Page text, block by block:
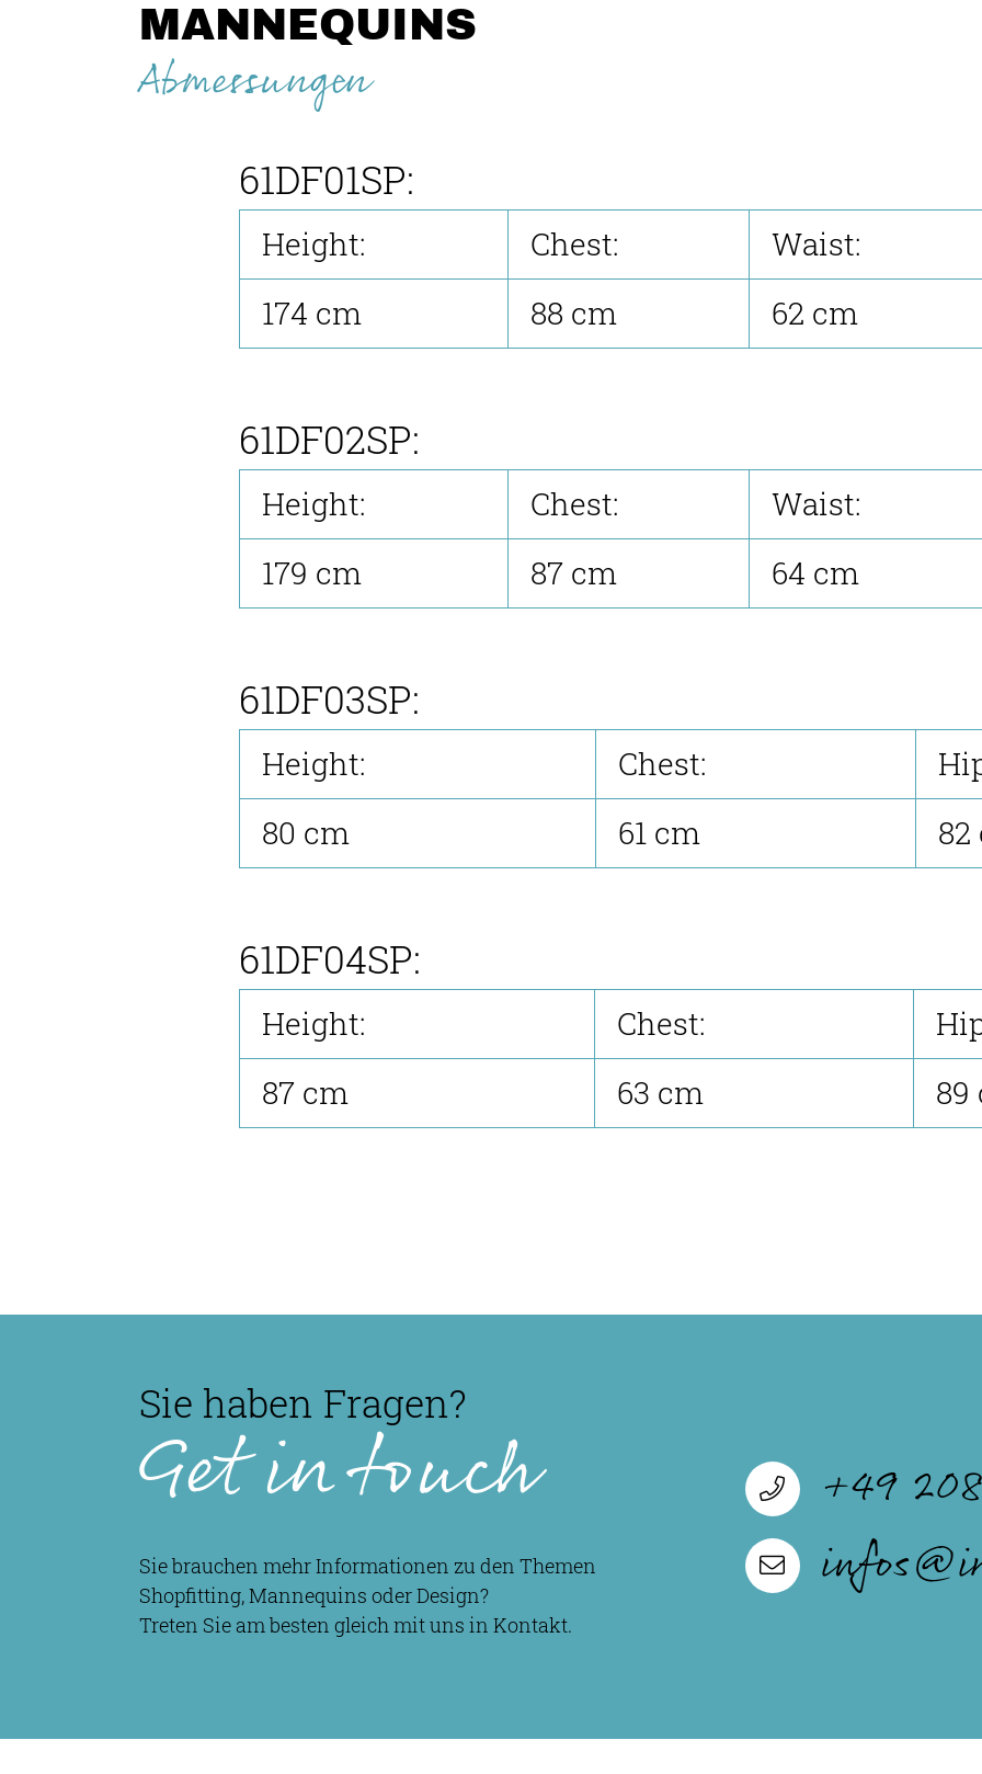
MANNEQUINS
Abmessungen
61DF01SP:
Height: Chest:
Waist:
174 cm
88 cm 62 cm
61DF02SP:
Height: Chest:
Waist:
179 cm
87 cm 64 cm
61DF03SP:
Height: Chest:
80 cm
61 cm 82
61DF04SP:
Height: Chest:
87 cm
63 cm 89
Sie haben Fragen?
Get in touch
Sie brauchen mehr Informationen zu den Themen
Shopfitting, Mannequins oder Design?
Treten Sie am besten gleich mit uns in Kontakt.
+49